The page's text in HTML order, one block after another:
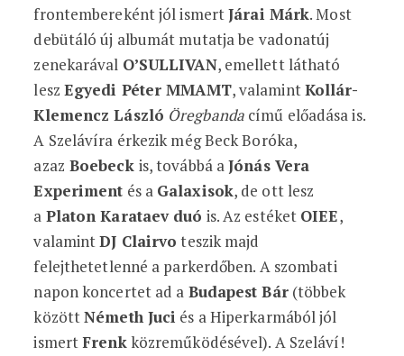
frontembereként jól ismertJárai Márk. Most
debütáló új albumát mutatja be vadonatúj
zenekarával O’SULLIVAN, emellett látható
lesz Egyedi Péter MMAMT, valamintKollár-
Klemencz László Öregbanda című előadása is.
A Szelávíra érkezik még Beck Boróka,
azaz Boebeck is, továbbá aJónás Vera
Experiment és a Galaxisok, de ott lesz
a Platon Karataev duó is. Az estéket OIEE,
valamintDJ Clairvo teszik majd
felejthetetlenné a parkerdőben. A szombati
napon koncertet ad a Budapest Bár(többek
közöttNémeth Juci és a Hiperkarmából jól
ismertFrenkközreműködésével). A Szeláví!